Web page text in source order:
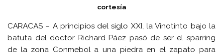
cortesía
CARACAS – A principios del siglo XXI, la Vinotinto bajo la
batuta del doctor Richard Páez pasó de ser el sparring
de la zona Conmebol a una piedra en el zapato para